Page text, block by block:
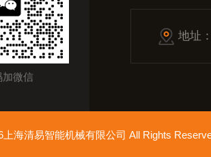
加微信
地址
上海清易智能机械有限公司 All Rights